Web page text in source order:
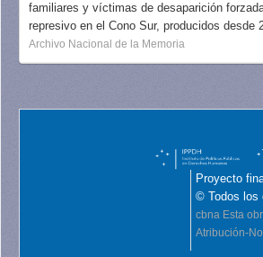
familiares y víctimas de desaparición
represivo en el Cono Sur, producidos desde
Archivo Nacional de la Memoria
Proyecto
© Todos los
cbna Esta
Atribución-